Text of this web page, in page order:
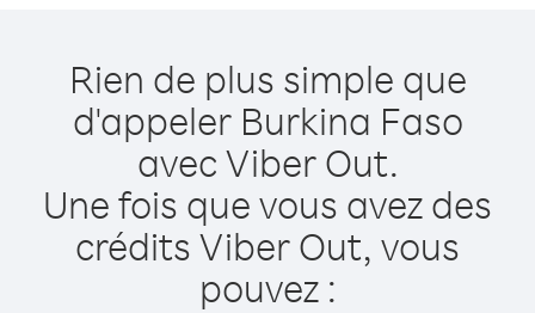
Rien de plus simple que
d'appeler Burkina Faso
avec Viber Out.
Une fois que vous avez des
crédits Viber Out, vous
pouvez :